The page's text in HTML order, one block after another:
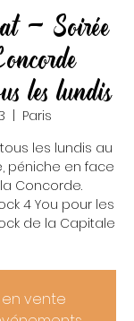
- Soirée
les lundis
Paris
les lundis au
péniche en face
Concorde.
4 You pour les
de la Capitale
vente